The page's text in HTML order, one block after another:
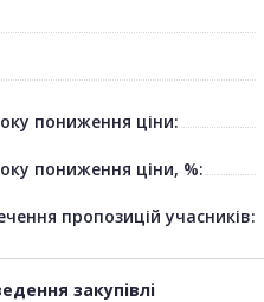
пониження ціни:
пониження ціни, %:
пропозицій учасників:
закупівлі